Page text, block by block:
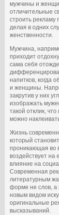
мужчины и
отличительные
строить
делая в одних
женственности.
Мужчина,
приходит
сама себя
напитков, когда
и женщины.
закрутив у них
изображать
такой отклик,
можно
Жизнь
который
проникающая во
воздействует на
влияние на
Современная
литературным
форме не слов, а
новым видом
оригинальные
высказываний.